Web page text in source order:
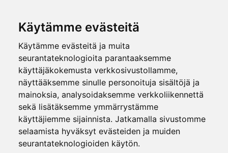
Käytämme evästeitä
Käytämme evästeitä ja muita
seurantateknologioita parantaaksemme
käyttäjäkokemusta verkkosivustollamme,
näyttääksemme sinulle personoituja sisältöjä ja
mainoksia, analysoidaksemme verkkoliikennettä
sekä lisätäksemme ymmärrystämme
käyttäjiemme sijainnista. Jatkamalla sivustomme
selaamista hyväksyt evästeiden ja muiden
seurantateknologioiden käytön.